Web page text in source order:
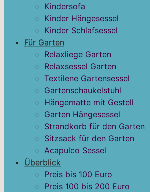
Kindersofa
Kinder Hängesessel
Kinder Schlafsessel
Für Garten
Relaxliege Garten
Relaxsessel Garten
Textilene Gartensessel
Gartenschaukelstuhl
Hängematte mit Gestell
Garten Hängesessel
Strandkorb für den Garten
Sitzsack für den Garten
Acapulco Sessel
Überblick
Preis bis 100 Euro
Preis 100 bis 200 Euro